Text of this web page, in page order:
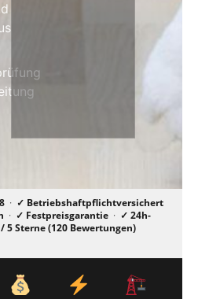
· ✓ Betriebshaftpflichtversichert
· ✓ Festpreisgarantie · ✓ 24h-
5 Sterne (120 Bewertungen)